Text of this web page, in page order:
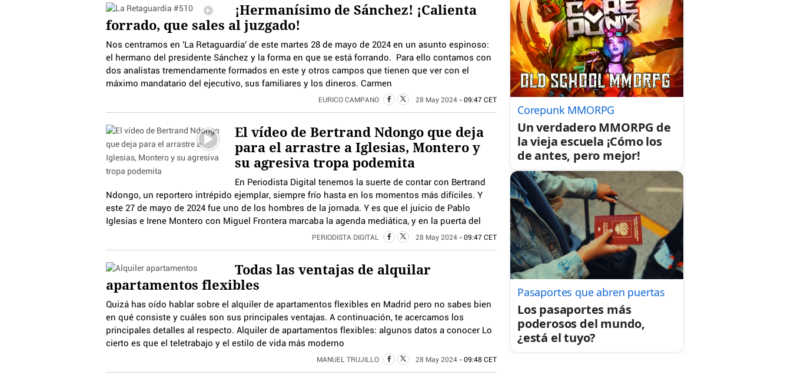
¡Hermanísimo de Sánchez! ¡Calienta
forrado, que sales al juzgado!
Nos centramos en 'La Retaguardia' de este martes 28 de mayo de 2024 en un asunto espinoso:
el hermano del presidente Sánchez y la forma en que se está forrando. Para ello contamos con
dos analistas tremendamente formados en este y otros campos que tienen que ver con el
máximo mandatario del ejecutivo, sus familiares y los dineros. Carmen
EURICO CAMPANO 28 May 2024 - 09:47 CET
El vídeo de Bertrand Ndongo que deja
para el arrastre a Iglesias, Montero y
su agresiva tropa podemita
En Periodista Digital tenemos la suerte de contar con Bertrand
Ndongo, un reportero intrépido ejemplar, siempre frío hasta en los momentos más difíciles. Y
este 27 de mayo de 2024 fue uno de los hombres de la jornada. Y es que el juicio de Pablo
Iglesias e Irene Montero con Miguel Frontera marcaba la agenda mediática, y en la puerta del
PERIODISTA DIGITAL 28 May 2024 - 09:47 CET
Todas las ventajas de alquilar
apartamentos flexibles
Quizá has oído hablar sobre el alquiler de apartamentos flexibles en Madrid pero no sabes bien
en qué consiste y cuáles son sus principales ventajas. A continuación, te acercamos los
principales detalles al respecto. Alquiler de apartamentos flexibles: algunos datos a conocer Lo
cierto es que el teletrabajo y el estilo de vida más moderno
MANUEL TRUJILLO 28 May 2024 - 09:48 CET
Corepunk MMORPG
Un verdadero MMORPG de
la vieja escuela ¡Cómo los
de antes, pero mejor!
Pasaportes que abren puertas
Los pasaportes más
poderosos del mundo,
¿está el tuyo?